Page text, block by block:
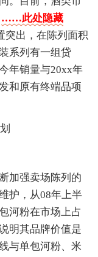
……此处隐藏
突出，在陈列面积
系列有一组贷
年销量与20xx年
和原有终端品项
加强卖场陈列的
护，从08年上半
河粉在市场上占
明其品牌价值是
与单包河粉、米